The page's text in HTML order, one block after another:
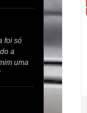
foi só
a
uma